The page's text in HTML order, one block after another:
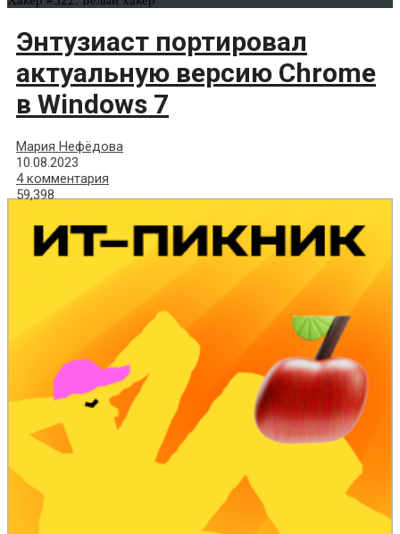
Энтузиаст портировал
актуальную версию Chrome
в Windows 7
Мария Нефёдова
10.08.2023
4 комментария
59,398